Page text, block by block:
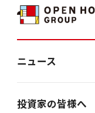
投資家の皆様へ
ニュース